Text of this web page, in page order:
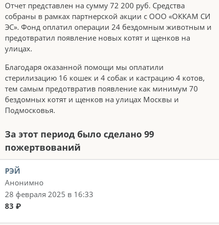
Отчет представлен на сумму 72 200 руб. Средства
собраны в рамках партнерской акции с ООО «ОККАМ СИ
ЭС». Фонд оплатил операции 24 бездомным животным и
предотвратил появление новых котят и щенков на
улицах.
Благодаря оказанной помощи мы оплатили
стерилизацию 16 кошек и 4 собак и кастрацию 4 котов,
тем самым предотвратив появление как минимум 70
бездомных котят и щенков на улицах Москвы и
Подмосковья.
За этот период было сделано 99
пожертвований
РЭЙ
Анонимно
28 февраля 2025 в 16:33
83 ₽